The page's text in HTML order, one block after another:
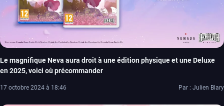
Le magnifique Neva aura droit à une édition physique et une Deluxe
en 2025, voici où précommander
17 octobre 2024 à 18:46 Par : Julien Blary